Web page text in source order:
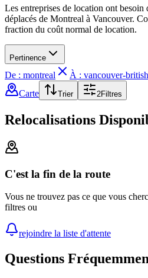
Les entreprises de location ont besoin
déplacés de Montreal à Vancouver.
fraction du coût normal de location.
Pertinence
De : montreal À : vancouver-
Carte
Trier 2Filtres
Relocalisations
C'est la fin de la route
Vous ne trouvez pas ce que vous
filtres ou
rejoindre la liste d'attente
Questions